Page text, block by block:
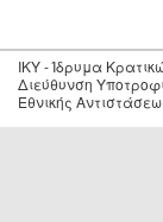
IKY - Ίδρυμα
Διεύθυνση
Εθνικής